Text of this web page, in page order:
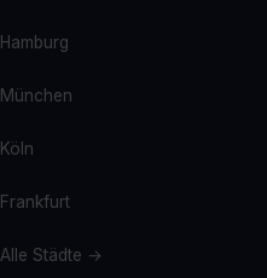
Hamburg
München
Köln
Frankfurt
Alle Städte →